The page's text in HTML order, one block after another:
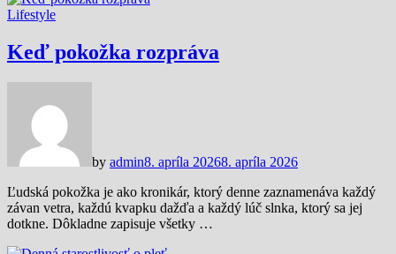
Lifestyle
Keď pokožka rozpráva
by admin8. apríla 20268. apríla 2026
Ľudská pokožka je ako kronikár, ktorý denne zaznamenáva každý
závan vetra, každú kvapku dažďa a každý lúč slnka, ktorý sa jej
dotkne. Dôkladne zapisuje všetky …